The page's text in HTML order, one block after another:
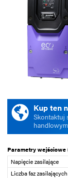
Kup ten
Skontaktuj
handlowym
Parametry wejściowe
Napięcie zasilające
Liczba faz zasilających